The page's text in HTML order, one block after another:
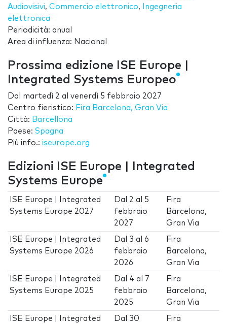
Audiovisivi, Commercio elettronico,
Ingegneria
elettronica
Periodicità: anual
Area di influenza: Nacional
Prossima edizione ISE Europe |
Integrated Systems Europeo
Dal martedì 2 al venerdì 5 febbraio 2027
Centro fieristico: Fira Barcelona, Gran Via
Città: Barcellona
Paese: Spagna
Più info.: iseurope.org
Edizioni ISE Europe | Integrated
Systems Europe
ISE Europe | Integrated
Systems Europe 2027
Dal 2 al 5
febbraio
2027
Fira
Barcelona,
Gran Via
ISE Europe | Integrated
Systems Europe 2026
Dal 3 al6
febbraio
2026
Fira
Barcelona,
Gran Via
ISE Europe | Integrated
Systems Europe 2025
Dal 4 al
7
febbraio
2025
Fira
Barcelona,
Gran Via
ISE Europe | Integrated
Dal 30
Fira